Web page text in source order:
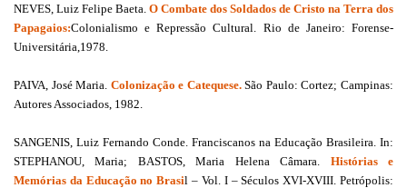
NEVES, Luiz Felipe Baeta. O Combate dos Soldados de Cristo na Terra dos
Papagaios:Colonialismo e Repressão Cultural. Rio de Janeiro: Forense-
Universitária,1978.
PAIVA, José Maria. Colonização e Catequese.São Paulo: Cortez; Campinas:
Autores Associados, 1982.
SANGENIS, Luiz Fernando Conde. Franciscanos na Educação Brasileira. In:
STEPHANOU, Maria; BASTOS, Maria Helena Câmara. Histórias e
Memórias da Educação no Brasil – Vol. I – Séculos XVI-XVIII. Petrópolis: